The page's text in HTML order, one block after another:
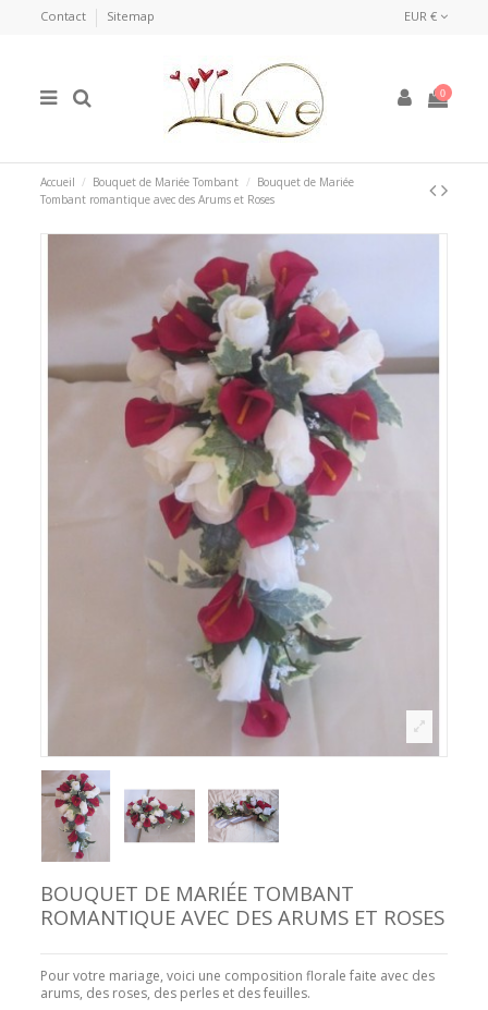
Contact Sitemap EUR €
0
Accueil Bouquet de Mariée Tombant
Bouquet de Mariée
Tombant romantique avec des Arums et Roses
BOUQUET DE MARIÉE TOMBANT
ROMANTIQUE AVEC DES ARUMS ET ROSES
Pour votre mariage, voici une composition florale faite avec des
arums, des roses, des perles et des feuilles.